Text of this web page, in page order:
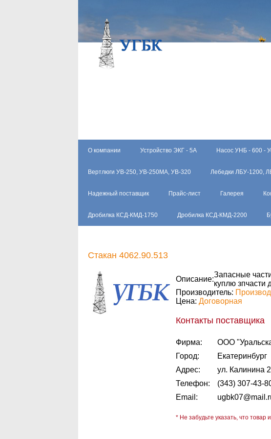
О компании Устройство ЭКГ - 5А Насос УНБ - 600 -
Вертлюги УВ-250, УВ-250МА, УВ-320 Лебедки ЛБУ-1200,
Надежный поставщик Прайс-лист Галерея
Дробилка КСД-КМД-1750 Дробилка КСД-КМД-2200
Стакан 4062.90.513
Описание:
Запасные
куплю зпчасти
Производитель:
Цена: Договорная
Контакты поставщика
Фирма:
ООО
Город:
Екатеринбург
Адрес:
ул. Калинина
Телефон:
(343) 307-43-
Email:
* Не забудьте указать, что товар